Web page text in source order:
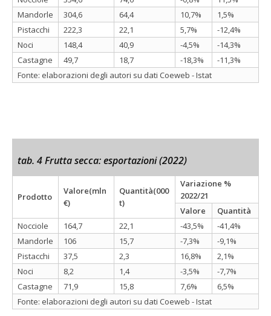
Mandorle
304,6 64,4 10,7%
1,5%
Pistacchi
222,3 22,1 5,7%
-12,4%
Noci
148,4 40,9 -4,5%
-14,3%
Castagne
49,7 18,7 -18,3%
-11,3%
Fonte: elaborazioni degli autori su dati Coeweb - Istat
tab. 4 Frutta secca: esportazioni (2022)
Prodotto
Valore(mln
€)
Quantità(000
t)
Variazione %
2022/21
Valore
Quantità
Nocciole
164,7 22,1 -43,5%
-41,4%
Mandorle
106 15,7 -7,3%
-9,1%
Pistacchi
37,5 2,3 16,8%
2,1%
Noci
8,2 1,4 -3,5%
-7,7%
Castagne
71,9 15,8 7,6%
6,5%
Fonte: elaborazioni degli autori su dati Coeweb - Istat